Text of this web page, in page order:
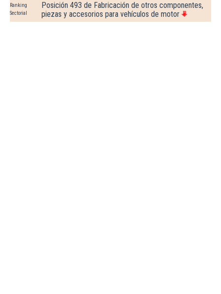
Ranking
Sectorial
Posición 493 de Fabricación de otros componentes,
piezas y accesorios para vehículos de motor